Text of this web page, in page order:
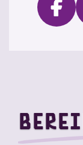
1-2
3 el